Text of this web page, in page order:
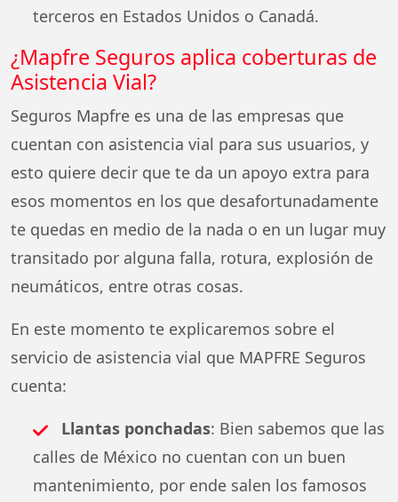
terceros en Estados Unidos o Canadá.
¿Mapfre Seguros aplica coberturas de
Asistencia Vial?
Seguros Mapfre es una de las empresas que
cuentan con asistencia vial para sus usuarios, y
esto quiere decir que te da un apoyo extra para
esos momentos en los que desafortunadamente
te quedas en medio de la nada o en un lugar muy
transitado por alguna falla, rotura, explosión de
neumáticos, entre otras cosas.
En este momento te explicaremos sobre el
servicio de asistencia vial que MAPFRE Seguros
cuenta:
Llantas ponchadas: Bien sabemos que las
calles de México no cuentan con un buen
mantenimiento, por ende salen los famosos